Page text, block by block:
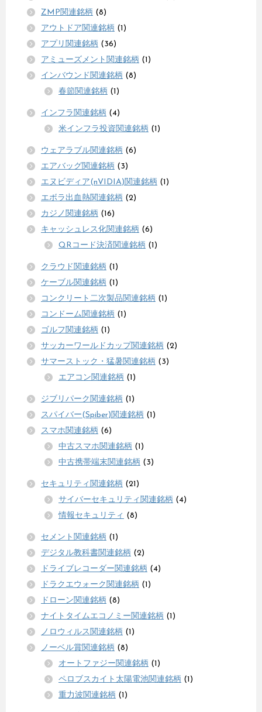
ZMP関連銘柄 (8)
アウトドア関連銘柄 (1)
アプリ関連銘柄 (36)
アミューズメント関連銘柄 (1)
インバウンド関連銘柄 (8)
春節関連銘柄 (1)
インフラ関連銘柄 (4)
米インフラ投資関連銘柄 (1)
ウェアラブル関連銘柄 (6)
エアバッグ関連銘柄 (3)
エヌビディア(nVIDIA)関連銘柄 (1)
エボラ出血熱関連銘柄 (2)
カジノ関連銘柄 (16)
キャッシュレス化関連銘柄 (6)
QRコード決済関連銘柄 (1)
クラウド関連銘柄 (1)
ケーブル関連銘柄 (1)
コンクリート二次製品関連銘柄 (1)
コンドーム関連銘柄 (1)
ゴルフ関連銘柄 (1)
サッカーワールドカップ関連銘柄 (2)
サマーストック・猛暑関連銘柄 (3)
エアコン関連銘柄 (1)
ジブリパーク関連銘柄 (1)
スパイバー(Spiber)関連銘柄 (1)
スマホ関連銘柄 (6)
中古スマホ関連銘柄 (1)
中古携帯端末関連銘柄 (3)
セキュリティ関連銘柄 (21)
サイバーセキュリティ関連銘柄 (4)
情報セキュリティ (8)
セメント関連銘柄 (1)
デジタル教科書関連銘柄 (2)
ドライブレコーダー関連銘柄 (4)
ドラクエウォーク関連銘柄 (1)
ドローン関連銘柄 (8)
ナイトタイムエコノミー関連銘柄 (1)
ノロウィルス関連銘柄 (1)
ノーベル賞関連銘柄 (8)
オートファジー関連銘柄 (1)
ペロブスカイト太陽電池関連銘柄 (1)
重力波関連銘柄 (1)